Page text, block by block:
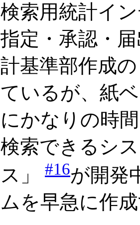
検索用統計イ
指定・承認・
計基準部作成
ているが、紙
にかなりの時
検索できるシ
ス」 #16が開発
ムを早急に作